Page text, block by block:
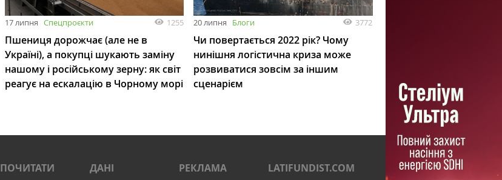
17 липня Спецпроєкти 1255
Пшениця дорожчає (але не в
Україні), а покупці шукають заміну
нашому і російському зерну: як світ
реагує на ескалацію в Чорному морі
20 липня Блоги 3772
Чи повертається 2022 рік? Чому
нинішня логістична криза може
розвиватися зовсім за іншим
сценарієм
ПОЧИТАТИ ДАНІ РЕКЛАМА LATIFUNDIST.COM